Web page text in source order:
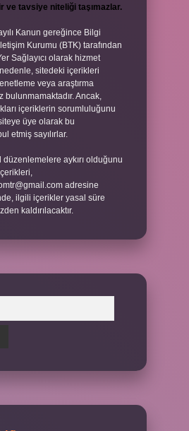
ve tavsiye niteliği taşımazlar.
Kanun gereğince Bilgi
Kurumu (BTK) tarafından
Sağlayıcı olarak hizmet
sitedeki içerikleri
veya araştırma
bulunmamaktadır. Ancak,
içeriklerin sorumluluğunu
üye olarak bu
etmiş sayılırlar.
düzenlemelere aykırı olduğunu
adresine
ilgili içerikler yasal süre
kaldırılacaktır.